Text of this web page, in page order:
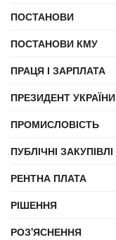
ПОСТАНОВИ
ПОСТАНОВИ КМУ
ПРАЦЯ І ЗАРПЛАТА
ПРЕЗИДЕНТ УКРАЇНИ
ПРОМИСЛОВІСТЬ
ПУБЛІЧНІ ЗАКУПІВЛІ
РЕНТНА ПЛАТА
РІШЕННЯ
РОЗ'ЯСНЕННЯ